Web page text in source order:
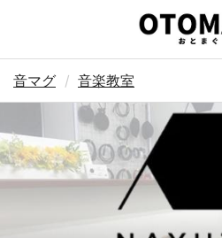
音マグ 音楽教室